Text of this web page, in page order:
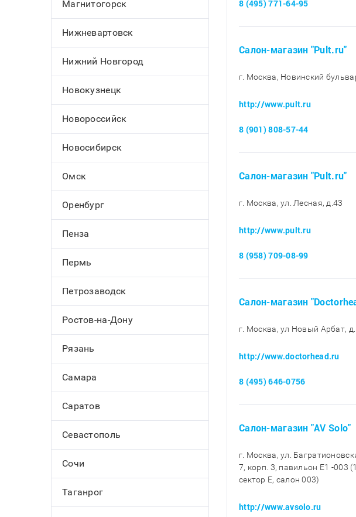
Магнитогорск
Нижневартовск
Нижний Новгород
Новокузнецк
Новороссийск
Новосибирск
Омск
Оренбург
Пенза
Пермь
Петрозаводск
Ростов-на-Дону
Рязань
Самара
Саратов
Севастополь
Сочи
Таганрог
8 (495) 771-64-95
Салон-магазин "Pult.ru"
г. Москва, Новинский
http://www.pult.ru
8 (901) 808-57-44
Салон-магазин "Pult.ru"
г. Москва, ул. Лесная, д.43
http://www.pult.ru
8 (958) 709-08-99
Салон-магазин
г. Москва, ул Новый Арбат,
http://www.doctorhead.ru
8 (495) 646-0756
Салон-магазин "AV Solo"
г. Москва, ул.
7, корп. 3, павильон E1 -003
сектор E, салон 003)
http://www.avsolo.ru